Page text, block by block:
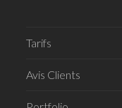
Tarifs
Avis Clients